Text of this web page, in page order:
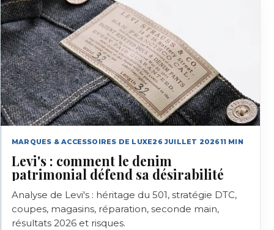
MARQUES & ACCESSOIRES DE LUXE26 JUILLET 202611 MIN
Levi's : comment le denim
patrimonial défend sa désirabilité
Analyse de Levi's : héritage du 501, stratégie DTC,
coupes, magasins, réparation, seconde main,
résultats 2026 et risques.